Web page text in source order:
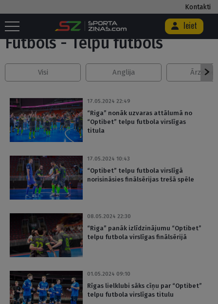
Kontakti
Ieiet
Sākums / Telpu futbols / Lapa 5
Futbols - Telpu futbols
Visi Anglija Ārzemēs
17.05.2024 22:49
“Riga” nonāk uzvaras attālumā no
“Optibet” telpu futbola virslīgas
titula
17.05.2024 10:43
“Optibet” telpu futbola virslīgā
norisināsies finālsērijas trešā spēle
08.05.2024 22:30
“Riga” panāk izlīdzinājumu “Optibet”
telpu futbola virslīgas finālsērijā
01.05.2024 09:10
Rīgas lielklubi sāks cīņu par “Optibet”
telpu futbola virslīgas titulu